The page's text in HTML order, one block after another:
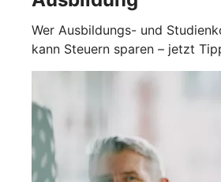
Wer Ausbildungs- und
kann Steuern sparen – jetzt